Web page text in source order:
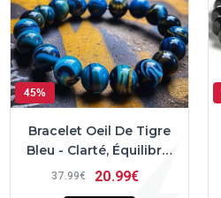
45%
Bracelet Oeil De Tigre
Bleu - Clarté, Équilibre,
Protection
37 99€ 20 99€